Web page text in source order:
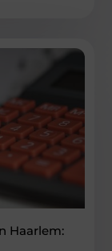
Haarlem: